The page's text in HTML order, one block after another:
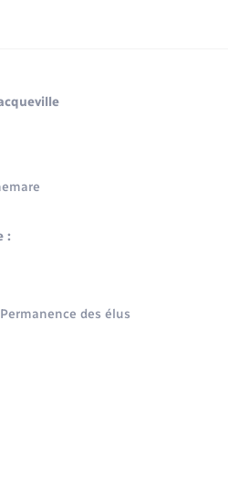
:
des élus